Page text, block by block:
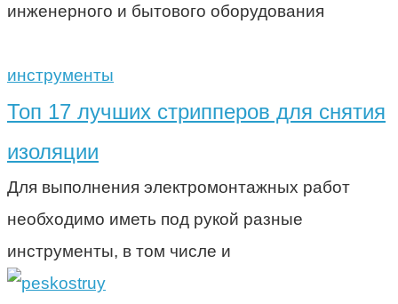
инженерного и бытового оборудования
инструменты
Топ 17 лучших стрипперов для снятия
изоляции
Для выполнения электромонтажных работ
необходимо иметь под рукой разные
инструменты, в том числе и